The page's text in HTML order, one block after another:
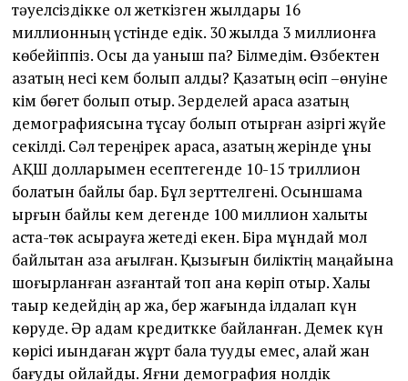
тәуелсіздікке қол жеткізген жылдары 16
миллионның үстінде едік. 30 жылда 3 миллионға
көбейіппіз. Осы да қуаныш па? Білмедім. Өзбектен
қазақтың несі кем болып қалды? Қазақтың өсіп –өнуіне
кім бөгет болып отыр. Зерделей қарасақ қазақтың
демографиясына тұсау болып отырған қазіргі жүйе
секілді. Сәл тереңірек қарасақ, қазақтың жерінде құны
АҚШ долларымен есептегенде 10-15 триллион
болатын байлық бар. Бұл зерттелгені. Осыншама
ырғын байлық кем дегенде 100 миллион халықты
аста-төк асырауға жетеді екен. Бірақ мұндай мол
байлықтан қазақ қағылған. Қызығын биліктің маңайына
шоғырланған азғантай топ қана көріп отыр. Халық
тақыр кедейдің ар жақ, бер жағында ілдалап күн
көруде. Әр адам кредиткке байланған. Демек күн
көрісі қиындаған жұрт бала тууды емес, қалай жан
бағуды ойлайды. Яғни демография нолдік